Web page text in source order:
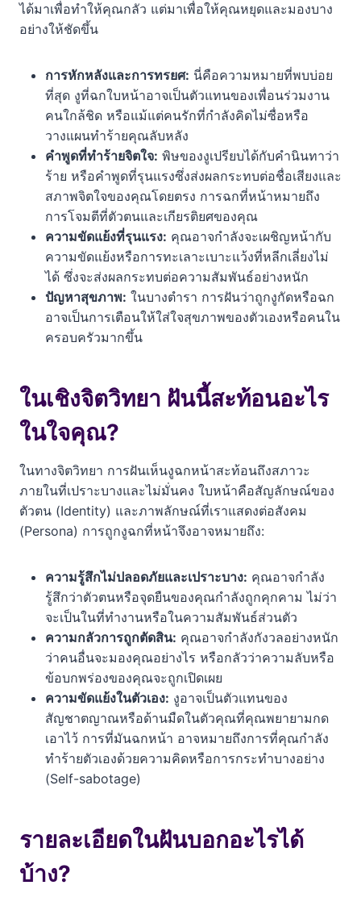
ได้มาเพื่อทำให้คุณกลัว แต่มาเพื่อให้คุณหยุดและมองบาง
อย่างให้ชัดขึ้น
การหักหลังและการทรยศ: นี่คือความหมายที่พบบ่อย
ที่สุด งูที่ฉกใบหน้าอาจเป็นตัวแทนของเพื่อนร่วมงาน
คนใกล้ชิด หรือแม้แต่คนรักที่กำลังคิดไม่ซื่อหรือ
วางแผนทำร้ายคุณลับหลัง
คำพูดที่ทำร้ายจิตใจ: พิษของงูเปรียบได้กับคำนินทาว่า
ร้าย หรือคำพูดที่รุนแรงซึ่งส่งผลกระทบต่อชื่อเสียงและ
สภาพจิตใจของคุณโดยตรง การฉกที่หน้าหมายถึง
การโจมตีที่ตัวตนและเกียรติยศของคุณ
ความขัดแย้งที่รุนแรง: คุณอาจกำลังจะเผชิญหน้ากับ
ความขัดแย้งหรือการทะเลาะเบาะแว้งที่หลีกเลี่ยงไม่
ได้ ซึ่งจะส่งผลกระทบต่อความสัมพันธ์อย่างหนัก
ปัญหาสุขภาพ: ในบางตำรา การฝันว่าถูกงูกัดหรือฉก
อาจเป็นการเตือนให้ใส่ใจสุขภาพของตัวเองหรือคนใน
ครอบครัวมากขึ้น
ในเชิงจิตวิทยา ฝันนี้สะท้อนอะไร
ในใจคุณ?
ในทางจิตวิทยา การฝันเห็นงูฉกหน้าสะท้อนถึงสภาวะ
ภายในที่เปราะบางและไม่มั่นคง ใบหน้าคือสัญลักษณ์ของ
ตัวตน (Identity) และภาพลักษณ์ที่เราแสดงต่อสังคม
(Persona) การถูกงูฉกที่หน้าจึงอาจหมายถึง:
ความรู้สึกไม่ปลอดภัยและเปราะบาง: คุณอาจกำลัง
รู้สึกว่าตัวตนหรือจุดยืนของคุณกำลังถูกคุกคาม ไม่ว่า
จะเป็นในที่ทำงานหรือในความสัมพันธ์ส่วนตัว
ความกลัวการถูกตัดสิน: คุณอาจกำลังกังวลอย่างหนัก
ว่าคนอื่นจะมองคุณอย่างไร หรือกลัวว่าความลับหรือ
ข้อบกพร่องของคุณจะถูกเปิดเผย
ความขัดแย้งในตัวเอง: งูอาจเป็นตัวแทนของ
สัญชาตญาณหรือด้านมืดในตัวคุณที่คุณพยายามกด
เอาไว้ การที่มันฉกหน้า อาจหมายถึงการที่คุณกำลัง
ทำร้ายตัวเองด้วยความคิดหรือการกระทำบางอย่าง
(Self-sabotage)
รายละเอียดในฝันบอกอะไรได้
บ้าง?